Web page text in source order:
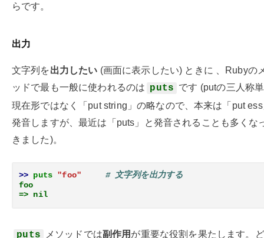
らです。
出力
文字列を出力したい (画面に表示したい) ときに 、Rubyの
ッドで最も一般に使われるのは puts です (putの三人称
現在形ではなく「put string」の略なので、本来は「put
発音しますが、最近は「puts」と発音されることも多くな
きました)。
>> puts "foo"
# 文字列を出力する
foo
=> nil
puts メソッドでは副作用 が重要な役割を果たします。